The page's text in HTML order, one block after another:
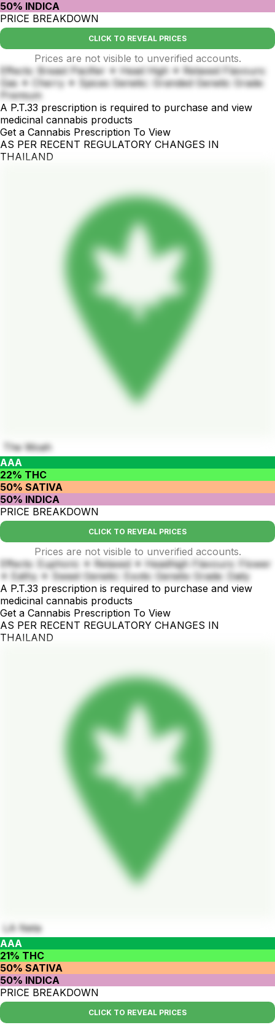
50% INDICA
PRICE BREAKDOWN
CLICK TO REVEAL PRICES
Prices are not visible to unverified accounts.
Effects: Breast Pacifier ✦ Head High ✦ Relaxed Flavours:
Gas ✦ Cherry ✦ Spices Genetic: Granded Genetic Grade:
Premium
A P.T.33 prescription is required to purchase and view
medicinal cannabis products
Get a Cannabis Prescription To View
AS PER RECENT REGULATORY CHANGES IN
THAILAND
The Woah
AAA
22% THC
50% SATIVA
50% INDICA
PRICE BREAKDOWN
CLICK TO REVEAL PRICES
Prices are not visible to unverified accounts.
Effects: Euphoric ✦ Relaxed ✦ Headhigh Flavours: Flower
✦ Eathy ✦ Sweet Genetic: Exotic Genetix Grade: Daily
A P.T.33 prescription is required to purchase and view
medicinal cannabis products
Get a Cannabis Prescription To View
AS PER RECENT REGULATORY CHANGES IN
THAILAND
LA Neta
AAA
21% THC
50% SATIVA
50% INDICA
PRICE BREAKDOWN
CLICK TO REVEAL PRICES